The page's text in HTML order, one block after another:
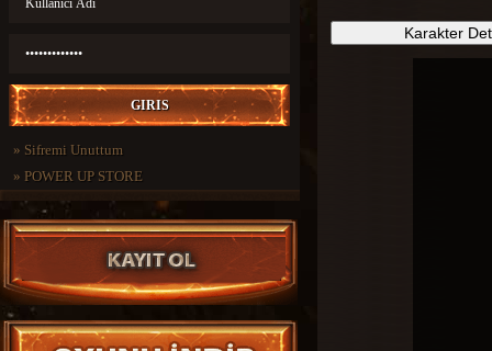
» Sifremi Unuttum
» POWER UP STORE
Karakter